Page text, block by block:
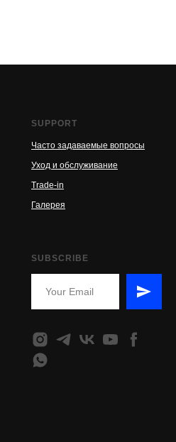
SUPPORT
Часто задаваемые вопросы
Уход и обслуживание
Trade-in
Галерея
SUBSCRIBE